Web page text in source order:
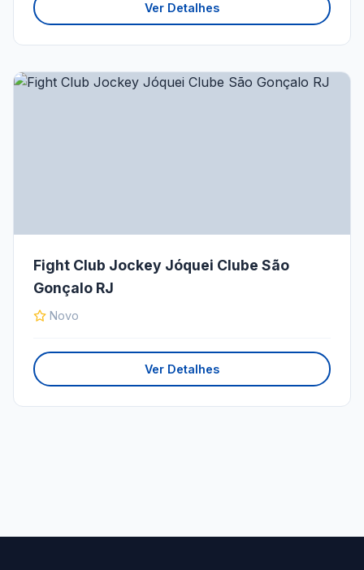
Ver Detalhes
Fight Club Jockey Jóquei Clube São
Gonçalo RJ
Novo
Ver Detalhes